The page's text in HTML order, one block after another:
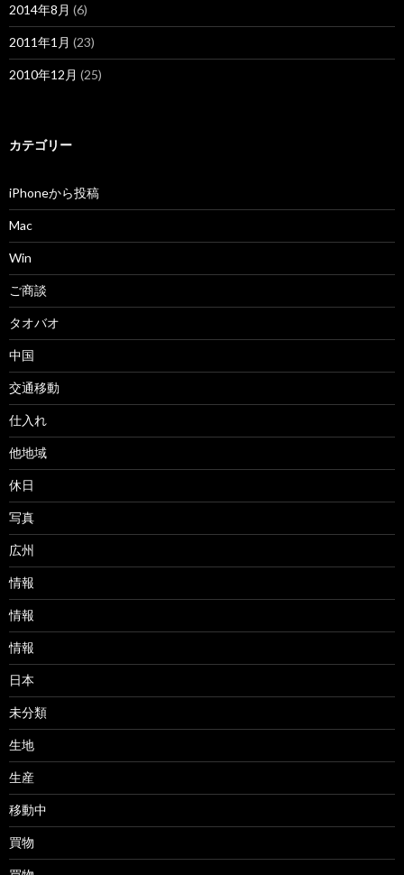
2014年8月 (6)
2011年1月 (23)
2010年12月 (25)
カテゴリー
iPhoneから投稿
Mac
Win
ご商談
タオバオ
中国
交通移動
仕入れ
他地域
休日
写真
広州
情報
情報
情報
日本
未分類
生地
生産
移動中
買物